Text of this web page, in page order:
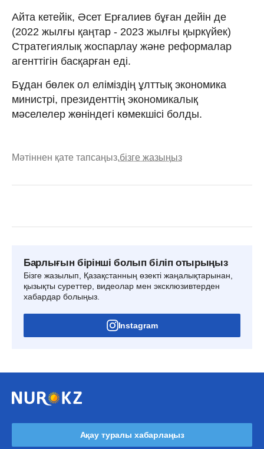
Айта кетейік, Әсет Ерғалиев бұған дейін де
(2022 жылғы қаңтар - 2023 жылғы қыркүйек)
Стратегиялық жоспарлау және реформалар
агенттігін басқарған еді.
Бұдан бөлек ол еліміздің ұлттық экономика
министрі, президенттің экономикалық
мәселелер жөніндегі көмекшісі болды.
Мәтіннен қате тапсаңыз,бізге жазыңыз
Барлығын бірінші болып біліп отырыңыз
Бізге жазылып, Қазақстанның өзекті жаңалықтарынан,
қызықты суреттер, видеолар мен эксклюзивтерден
хабардар болыңыз.
Instagram
Ақау туралы хабарлаңыз